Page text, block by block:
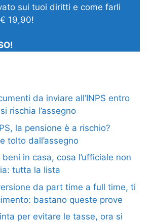
sui tuoi diritti e come farli
19,90!
da inviare all’INPS entro
rischia l’assegno
la pensione è a rischio?
tolto dall’assegno
in casa, cosa l’ufficiale non
tutta la lista
da part time a full time, ti
bastano queste prove
per evitare le tasse, ora si